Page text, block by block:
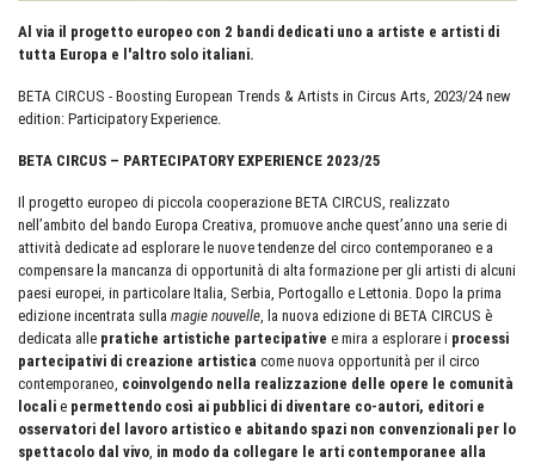
Al via il progetto europeo con 2 bandi dedicati uno a artiste e artisti di
tutta Europa e l'altro solo italiani.
BETA CIRCUS - Boosting European Trends & Artists in Circus Arts, 2023/24 new
edition: Participatory Experience.
BETA CIRCUS – PARTECIPATORY EXPERIENCE 2023/25
Il progetto europeo di piccola cooperazione BETA CIRCUS, realizzato
nell’ambito del bando Europa Creativa, promuove anche quest’anno una serie di
attività dedicate ad esplorare le nuove tendenze del circo contemporaneo e a
compensare la mancanza di opportunità di alta formazione per gli artisti di alcuni
paesi europei, in particolare Italia, Serbia, Portogallo e Lettonia. Dopo la prima
edizione incentrata sulla magie nouvelle, la nuova edizione di BETA CIRCUS è
dedicata alle pratiche artistiche partecipative e mira a esplorare i processi
partecipativi di creazione artistica come nuova opportunità per il circo
contemporaneo, coinvolgendo nella realizzazione delle opere le comunità
locali e permettendo così ai pubblici di diventare co-autori, editori e
osservatori del lavoro artistico e abitando spazi non convenzionali per lo
spettacolo dal vivo, in modo da collegare le arti contemporanee alla